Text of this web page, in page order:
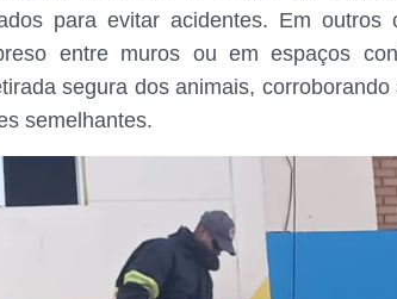
para evitar acidentes. Em
entre muros ou em espaços
segura dos animais,
semelhantes.